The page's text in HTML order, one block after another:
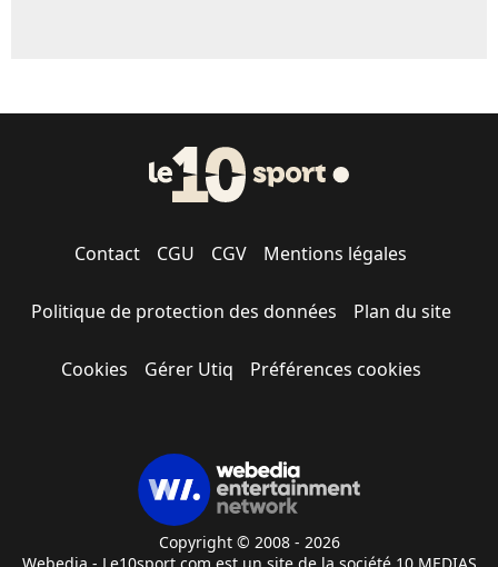
Contact CGU CGV Mentions légales
Politique de protection des données Plan du site
Cookies Gérer Utiq Préférences cookies
Copyright © 2008 - 2026